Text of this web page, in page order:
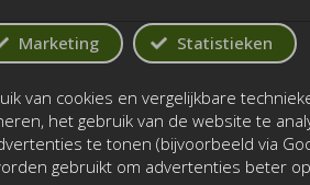
Marketing Statistieken
van cookies en vergelijkbare
het gebruik van de website te
te tonen (bijvoorbeeld via
gebruikt om advertenties beter